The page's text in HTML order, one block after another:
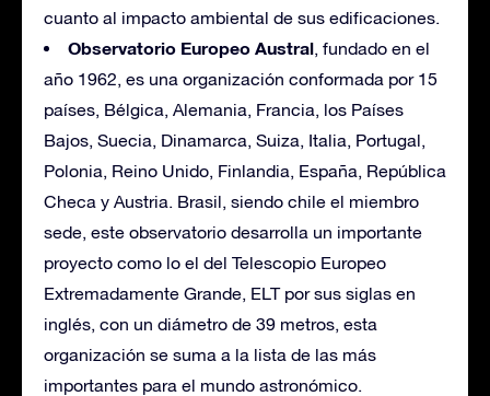
cuanto al impacto ambiental de sus edificaciones.
Observatorio Europeo Austral, fundado en el
año 1962, es una organización conformada por 15
países, Bélgica, Alemania, Francia, los Países
Bajos, Suecia, Dinamarca, Suiza, Italia, Portugal,
Polonia, Reino Unido, Finlandia, España, República
Checa y Austria. Brasil, siendo chile el miembro
sede, este observatorio desarrolla un importante
proyecto como lo el del Telescopio Europeo
Extremadamente Grande, ELT por sus siglas en
inglés, con un diámetro de 39 metros, esta
organización se suma a la lista de las más
importantes para el mundo astronómico.